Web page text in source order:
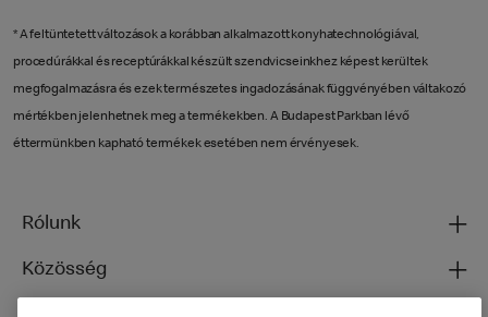
* A feltüntetett változások a korábban alkalmazott konyhatechnológiával,
procedúrákkal és receptúrákkal készült szendvicseinkhez képest kerültek
megfogalmazásra és ezek természetes ingadozásának függvényében váltakozó
mértékben jelenhetnek meg a termékekben. A Budapest Parkban lévő
éttermünkben kapható termékek esetében nem érvényesek.
Rólunk
Közösség